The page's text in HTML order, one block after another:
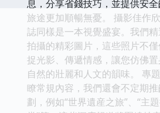
息，分享省錢技巧，並提供安
旅途更加順暢無憂。 攝影佳作
誌同樣是一本視覺盛宴。我們
拍攝的精彩圖片，這些照片不
捉光影、傳遞情感，讓您仿佛
自然的壯麗和人文的韻味。 專
瞭常規內容，我們還會不定期
劃，例如“世界遺産之旅”、“主